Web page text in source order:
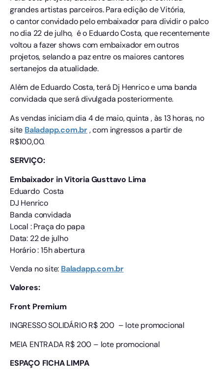
grandes artistas parceiros. Para edição de Vitória,
o cantor convidado pelo embaixador para dividir o palco
no dia 22 de julho, é o Eduardo Costa, que recentemente
voltou a fazer shows com embaixador em outros
projetos, selando a paz entre os maiores cantores
sertanejos da atualidade.
Além de Eduardo Costa, terá Dj Henrico e uma banda
convidada que será divulgada posteriormente.
As vendas iniciam dia 4 de maio, quinta , às 13 horas, no
site Baladapp.com.br, com ingressos a partir de
R$100,00.
SERVIÇO:
Embaixador in Vitoria Gusttavo Lima
Eduardo Costa
DJ Henrico
Banda convidada
Local : Praça do papa
Data: 22 de julho
Horário : 15h abertura
Venda no site: Baladapp.com.br
Valores:
Front Premium
INGRESSO SOLIDÁRIO R$ 200 – lote promocional
MEIA ENTRADA R$ 200 – lote promocional
ESPAÇO FICHA LIMPA